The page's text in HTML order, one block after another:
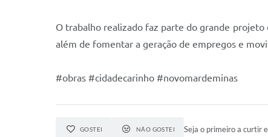
O trabalho realizado faz parte do grande projeto
além de fomentar a geração de empregos e
#obras #cidadecarinho #novomardeminas
GOSTEI NÃO GOSTEI Seja o primeiro a curtir